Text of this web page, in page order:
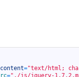
content="text/html;
="./js/jquery-